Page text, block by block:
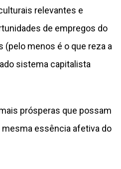
relevantes e
de empregos do
menos é o que reza a
sistema capitalista
prósperas que possam
mesma essência afetiva do